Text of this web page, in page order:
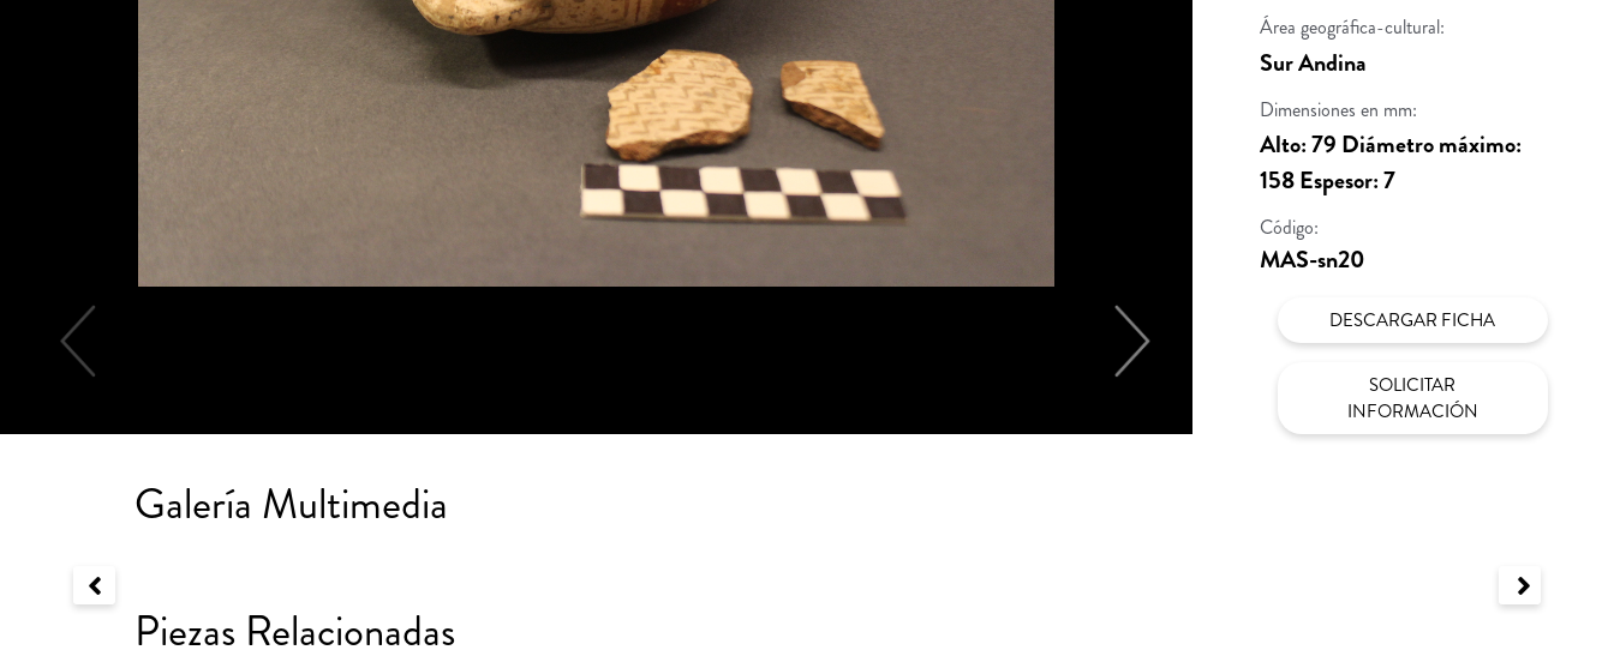
Área geográfica-cultural:
Sur Andina
Dimensiones en mm:
Alto: 79 Diámetro máximo:
158 Espesor: 7
Código:
MAS-sn20
DESCARGAR FICHA
SOLICITAR
INFORMACIÓN
Galería Multimedia
Piezas Relacionadas